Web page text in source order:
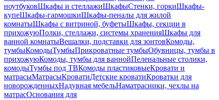
ноутбуковШкафы и стеллажиШкафыСтенки, горкиШкафы-
купеШкафы-гармошкиШкафы-пеналы для жилой
комнатыШкафы с витриной, буфетыШкафы, секции в
прихожуюПолки, стеллажи, системы храненияШкафы для
ванной комнатыВешалки, подставки для зонтовКомоды,
тумбыКомодыТумбыПрикроватные тумбыОбувницы, тумбы в
прихожуюКомоды, тумбы для ваннойПеленальные столики,
комодыТумбы под ТВКомоды пластиковыеКровати и
матрасыМатрасыКроватиДетские кроватиКроватки для
новорожденныхНадувная мебельНаматрасники, чехлы на
матрасОснования для